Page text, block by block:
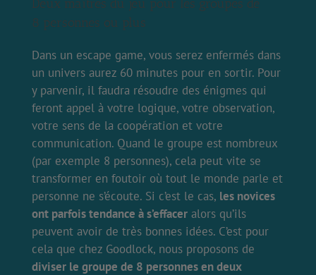
Deux maîtres du jeu pour les groupes de
8 personnes ou plus
Dans un escape game, vous serez enfermés dans
un univers aurez 60 minutes pour en sortir. Pour
y parvenir, il faudra résoudre des énigmes qui
feront appel à votre logique, votre observation,
votre sens de la coopération et votre
communication. Quand le groupe est nombreux
(par exemple 8 personnes), cela peut vite se
transformer en foutoir où tout le monde parle et
personne ne s’écoute. Si c’est le cas, les novices
ont parfois tendance à s’effaceralors qu’ils
peuvent avoir de très bonnes idées. C’est pour
cela que chez Goodlock, nous proposons de
diviser le groupe de 8 personnes en deux